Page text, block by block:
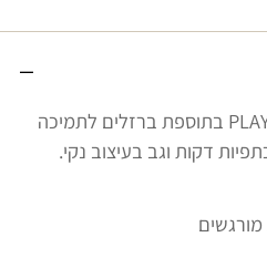
חזיית בגד-ים ביקיני מדגם PLAYA בתוספת ברזלים לתמיכה
דקות וגב בעיצוב נקי.